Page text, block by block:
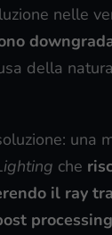
nelle
della
una
che
il ray
processing